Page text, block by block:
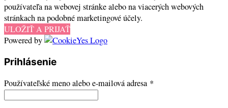
používateľa na webovej stránke alebo na viacerých webových
stránkach na podobné marketingové účely.
ULOŽIŤ A PRIJAŤ
Powered by
Prihlásenie
Používateľské meno alebo e-mailová adresa *